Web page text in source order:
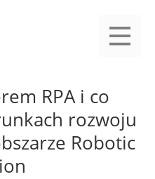
RPA i co
rozwoju
Robotic